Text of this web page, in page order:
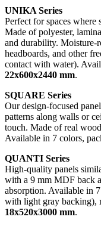
UNIKA Series
Perfect for spaces where
Made of polyester,
and durability. Moisture-
headboards, and other
contact with water).
22x600x2440 mm.
SQUARE Series
Our design-focused
patterns along walls or
touch. Made of real
Available in 7 colors,
QUANTI Series
High-quality panels
with a 9 mm MDF back
absorption. Available in
with light gray backing),
18x520x3000 mm.